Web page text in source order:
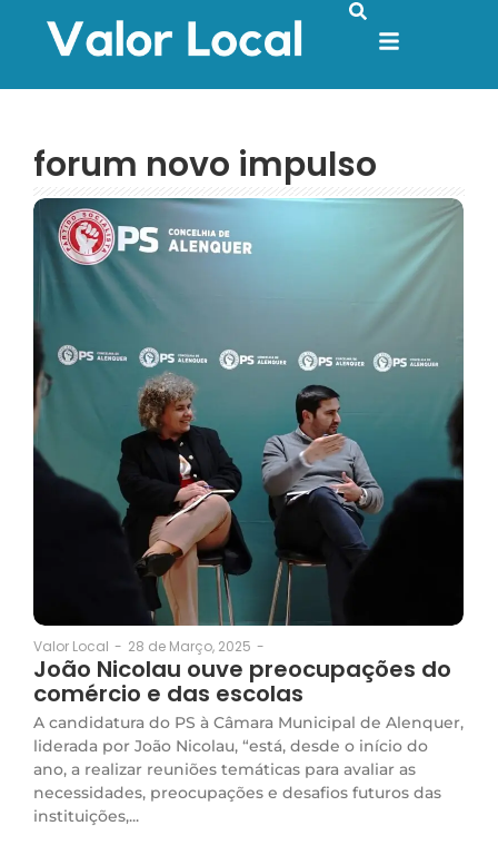
forum novo impulso
Valor Local - 28 de Março, 2025 -
João Nicolau ouve preocupações do
comércio e das escolas
A candidatura do PS à Câmara Municipal de Alenquer,
liderada por João Nicolau, “está, desde o início do
ano, a realizar reuniões temáticas para avaliar as
necessidades, preocupações e desafios futuros das
instituições,...